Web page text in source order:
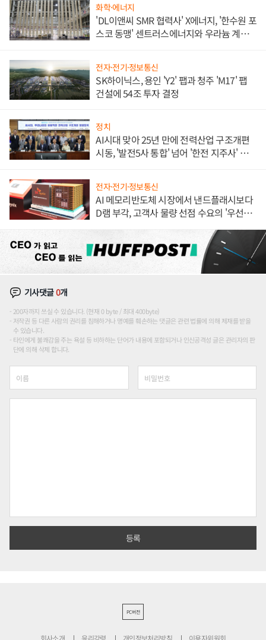
화학·에너지
'DL이앤씨 SMR 협력사' X에너지, '한수원 포
스코 동맹' 센트러스에너지와 우라늄 계약
전자·전기·정보통신
SK하이닉스, 용인 'Y2' 팹과 청주 'M17' 팹
건설에 54조 투자 결정
정치
AI시대 맞아 25년 만에 전력산업 구조개편
시동, '발전5사 통합' 넘어 '한전 지주사' 재편
전자·전기·정보통신
AI 메모리반도체 시장에서 낸드플래시보다
D램 부각, 고객사 물량 선점 수요의 '우선순
기사댓글0개
200자까지 쓰실 수 있습니다. (현재 0 byte / 최대 400byte)
저작권 등 다른 사람의 권리를 침해하거나 명예를 훼손하는 댓글은 관련 법률에 의해 제재를 받을
수 있습니다.
타인에게 불쾌감을 주는 욕설 등 비하하는 단어가 내용에 포함되거나 인신공격성 글은 관리자의 판
단에 의해 삭제 합니다.
PC버전